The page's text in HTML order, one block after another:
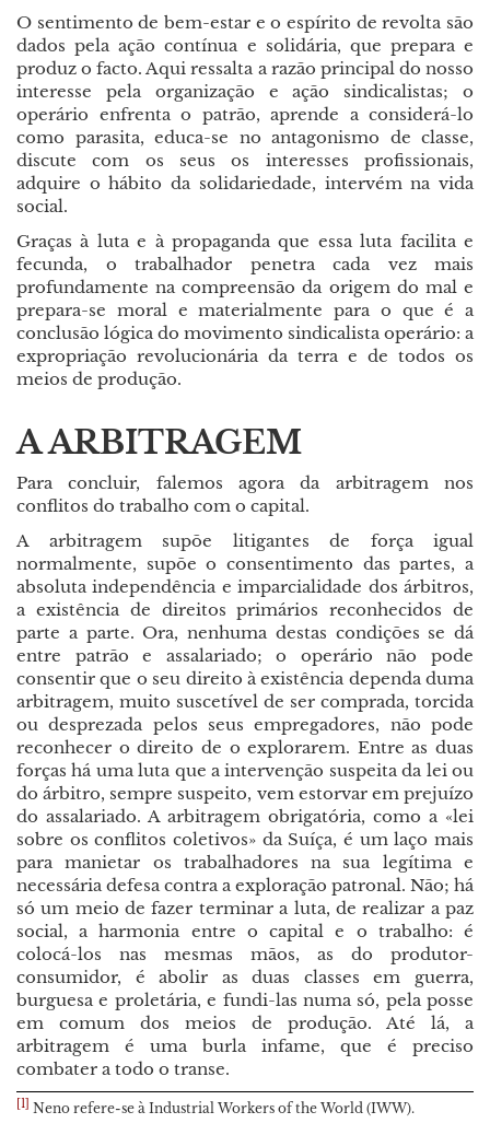
O sentimento de bem-estar e o espírito de revolta são
dados pela ação contínua e solidária, que prepara e
produz o facto. Aqui ressalta a razão principal do nosso
interesse pela organização e ação sindicalistas; o
operário enfrenta o patrão, aprende a considerá-lo
como parasita, educa-se no antagonismo de classe,
discute com os seus os interesses profissionais,
adquire o hábito da solidariedade, intervém na vida
social.
Graças à luta e à propaganda que essa luta facilita e
fecunda, o trabalhador penetra cada vez mais
profundamente na compreensão da origem do mal e
prepara-se moral e materialmente para o que é a
conclusão lógica do movimento sindicalista operário: a
expropriação revolucionária da terra e de todos os
meios de produção.
A ARBITRAGEM
Para concluir, falemos agora da arbitragem nos
conflitos do trabalho com o capital.
A arbitragem supõe litigantes de força igual
normalmente, supõe o consentimento das partes, a
absoluta independência e imparcialidade dos árbitros,
a existência de direitos primários reconhecidos de
parte a parte. Ora, nenhuma destas condições se dá
entre patrão e assalariado; o operário não pode
consentir que o seu direito à existência dependa duma
arbitragem, muito suscetível de ser comprada, torcida
ou desprezada pelos seus empregadores, não pode
reconhecer o direito de o explorarem. Entre as duas
forças há uma luta que a intervenção suspeita da lei ou
do árbitro, sempre suspeito, vem estorvar em prejuízo
do assalariado. A arbitragem obrigatória, como a «lei
sobre os conflitos coletivos» da Suíça, é um laço mais
para manietar os trabalhadores na sua legítima e
necessária defesa contra a exploração patronal. Não; há
só um meio de fazer terminar a luta, de realizar a paz
social, a harmonia entre o capital e o trabalho: é
colocá-los nas mesmas mãos, as do produtor-
consumidor, é abolir as duas classes em guerra,
burguesa e proletária, e fundi-las numa só, pela posse
em comum dos meios de produção. Até lá, a
arbitragem é uma burla infame, que é preciso
combater a todo o transe.
[1] Neno refere-se à Industrial Workers of the World (IWW).